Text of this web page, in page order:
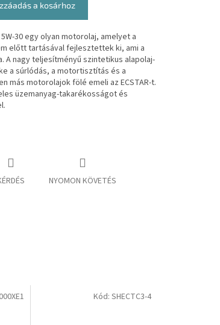
a kosárhoz
5W-30 egy olyan motorolaj, amelyet a
előtt tartásával fejlesztettek ki, ami a
A nagy teljesítményű szintetikus alapolaj-
a súrlódás, a motortisztítás és a
más motorolajok fölé emeli az ECSTAR-t.
üzemanyag-takarékosságot és
NYOMON KÖVETÉS
Kód: SHECTC3-4